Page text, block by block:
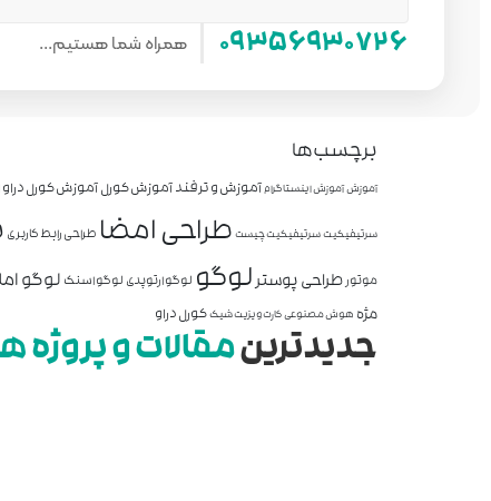
۰۹۳۵۶۹۳۰۷۲۶ همراه شما هستیم...
برچسب‌ها
آموزشآموزش اینستاگرامآموزش و ترفندآموزش کورلآموزش کورل دراو
سرتیفیکیتسرتیفیکیت چیست طراحی امضا طراحی رابط کاربری
موتورطراحی پوسترلوگو لوگو ارتوپدی لوگو اسنک لوگو
مژه هوش مصنوعیکارت ویزیت شیککورل دراو
جدیدترینمقالات و پروژه